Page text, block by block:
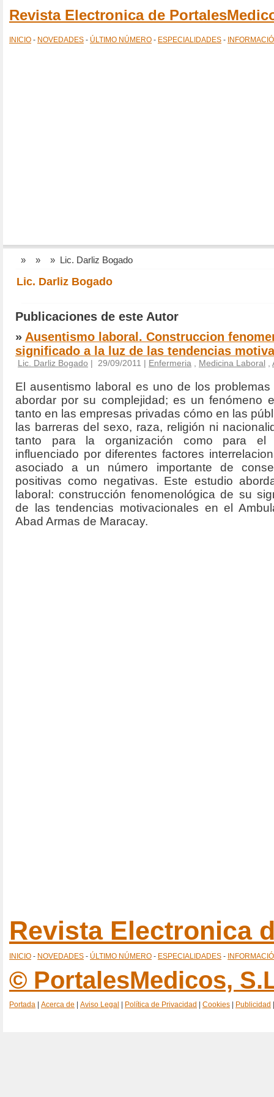
Revista Electronica de
INICIO - NOVEDADES - ÚLTIMO NÚMERO - ESPECIALIDADES -
» » » Lic. Darliz Bogado
Lic. Darliz Bogado
Publicaciones de este Autor
» Ausentismo laboral. Construccion
significado a la luz de las tendencias
Lic. Darliz Bogado | 29/09/2011 | Enfermeria Medicina Laboral
El ausentismo laboral es uno de los
abordar por su complejidad; es un fenómeno
tanto en las empresas privadas cómo en las
las barreras del sexo, raza, religión ni
tanto para la organización como para el
influenciado por diferentes factores
asociado a un número importante de
positivas como negativas. Este estudio
laboral: construcción fenomenológica de su
de las tendencias motivacionales en el
Abad Armas de Maracay.
Revista Electronica
INICIO - NOVEDADES - ÚLTIMO NÚMERO - ESPECIALIDADES -
© PortalesMedicos,
Portada Acerca de Aviso Legal Política de Privacidad Cookies Publicidad